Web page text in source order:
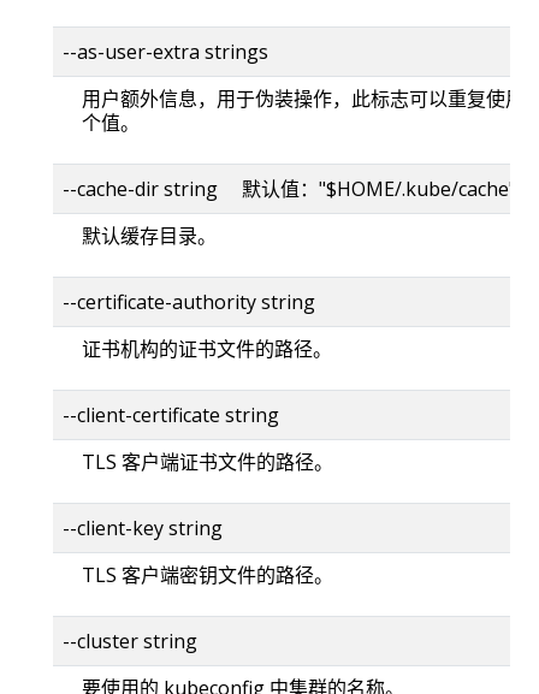
--as-user-extra strings
用户额外信息，用于伪装操作，此标志可以重复使用
个值。
--cache-dir string 默认值："$HOME/.kube/cache"
默认缓存目录。
--certificate-authority string
证书机构的证书文件的路径。
--client-certificate string
TLS 客户端证书文件的路径。
--client-key string
TLS 客户端密钥文件的路径。
--cluster string
要使用的 kubeconfig 中集群的名称。